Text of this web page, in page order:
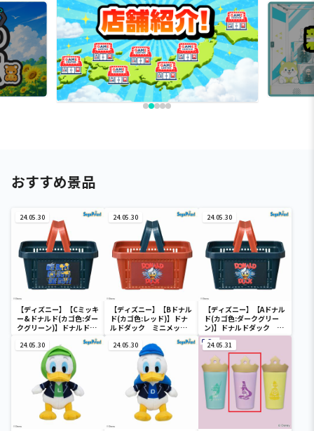
おすすめ景品
24.05.30
【ディズニー】【Cミッキ
ー&ドナルド(カゴ色:ダー
クグリーン)】ドナルドダ
ック ミニメッシュカゴ
24.05.30
【ディズニー】【Bドナル
ド(カゴ色:レッド)】ドナ
ルドダック ミニメッシ
24.05.30
【ディズニー】【Aドナル
ド(カゴ色:ダークグリー
ン)】ドナルドダック ミ
ニメッシュカゴ
24.05.30 24.05.30 24.05.31